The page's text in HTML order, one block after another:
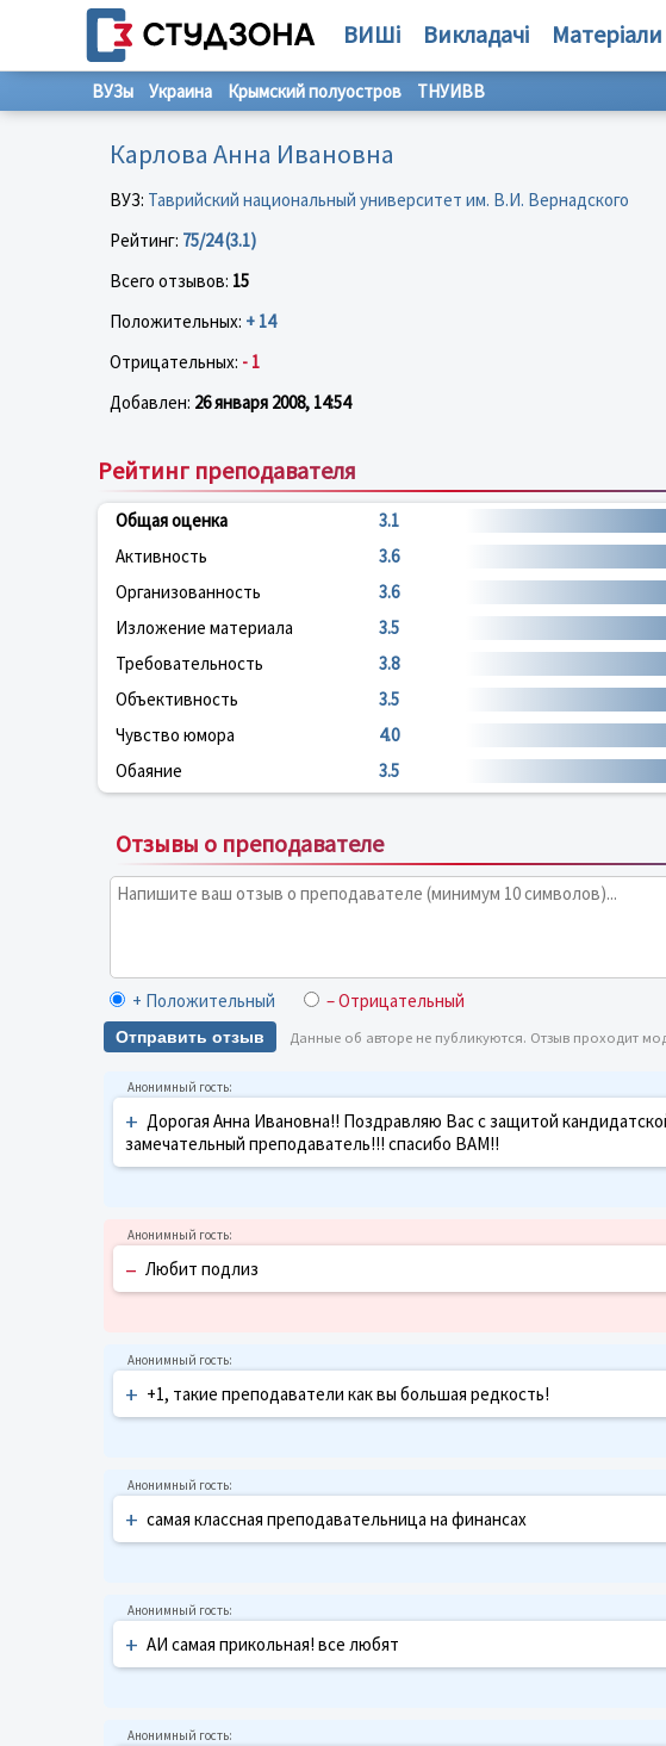
ВИШі Викладачі Матеріали
ВУЗы Украина Крымский полуостров ТНУИВВ
Карлова Анна Ивановна
ВУЗ: Таврийский национальный университет им. В.И. Вернадского
Рейтинг: 75/24 (3.1)
Всего отзывов: 15
Положительных: + 14
Отрицательных: - 1
Добавлен: 26 января 2008, 14:54
Рейтинг преподавателя
Общая оценка 3.1
Активность
3.6
Организованность
3.6
Изложение материала
3.5
Требовательность
3.8
Объективность
3.5
Чувство юмора
4.0
Обаяние
3.5
Отзывы о преподавателе
+ Положительный – Отрицательный
Отправить отзыв Данные об авторе не публикуются. Отзыв проходит
+ Дорогая Анна Ивановна!! Поздравляю Вас с защитой
замечательный преподаватель!!! спасибо ВАМ!!
– Любит подлиз
+ +1, такие преподаватели как вы большая редкость!
+ самая классная преподавательница на финансах
+ АИ самая прикольная! все любят